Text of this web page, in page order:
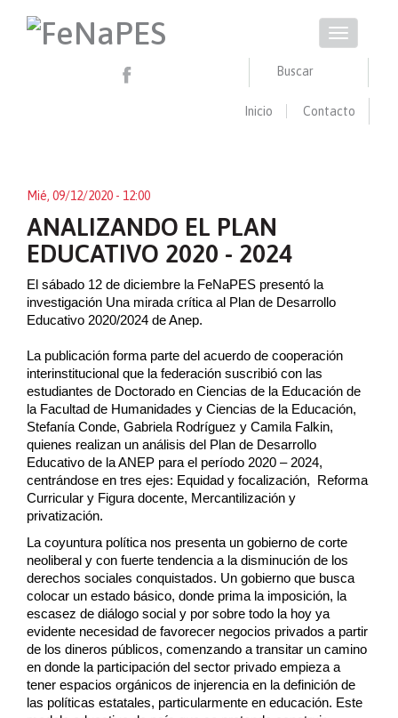
contenido
Toggle
navigation
Buscar
Inicio Contacto
Mié, 09/12/2020 - 12:00
ANALIZANDO EL PLAN
EDUCATIVO 2020 - 2024
El sábado 12 de diciembre la FeNaPES presentó la
investigación Una mirada crítica al Plan de Desarrollo
Educativo 2020/2024 de Anep.
La publicación forma parte del acuerdo de cooperación
interinstitucional que la federación suscribió con las
estudiantes de Doctorado en Ciencias de la Educación de
la Facultad de Humanidades y Ciencias de la Educación,
Stefanía Conde, Gabriela Rodríguez y Camila Falkin,
quienes realizan un análisis del Plan de Desarrollo
Educativo de la ANEP para el período 2020 – 2024,
centrándose en tres ejes: Equidad y focalización,  Reforma
Curricular y Figura docente, Mercantilización y
privatización.
La coyuntura política nos presenta un gobierno de corte
neoliberal y con fuerte tendencia a la disminución de los
derechos sociales conquistados. Un gobierno que busca
colocar un estado básico, donde prima la imposición, la
escasez de diálogo social y por sobre todo la hoy ya
de los dineros públicos, comenzando a transitar un camino
en donde la participación del sector privado empieza a
las políticas estatales, particularmente en educación. Este